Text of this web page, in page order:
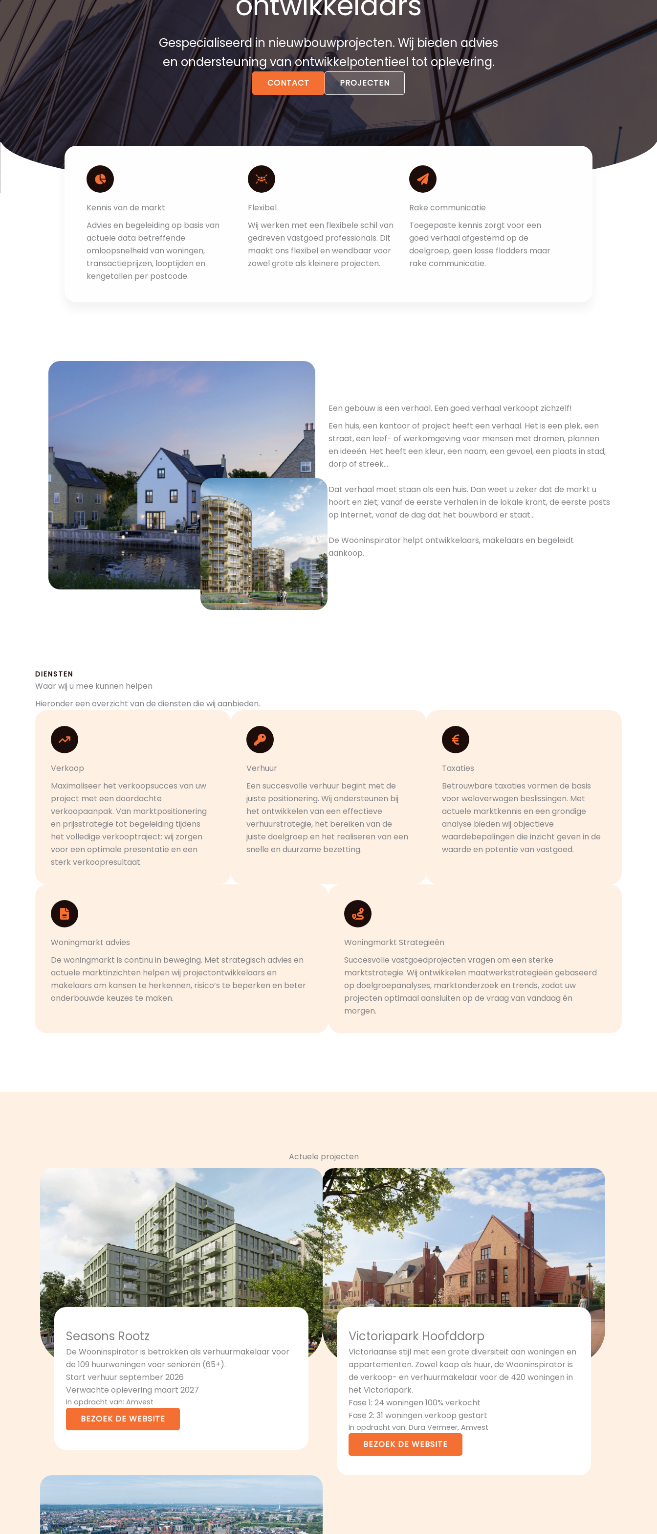
Gespecialiseerd in nieuwbouwprojecten. Wij bieden advies
en ondersteuning van ontwikkelpotentieel tot oplevering.
CONTACT PROJECTEN
Kennis van de markt
Advies en begeleiding op basis van
actuele data betreffende
omloopsnelheid van woningen,
transactieprijzen, looptijden en
kengetallen per postcode.
Flexibel
Wij werken met een flexibele schil van
gedreven vastgoed professionals. Dit
maakt ons flexibel en wendbaar voor
zowel grote als kleinere projecten.
Rake communicatie
Toegepaste kennis zorgt voor een
goed verhaal afgestemd op de
doelgroep, geen losse flodders maar
rake communicatie.
Een gebouw is een verhaal. Een goed verhaal verkoopt zichzelf!
Een huis, een kantoor of project heeft een verhaal. Het is een plek, een
straat, een leef- of werkomgeving voor mensen met dromen, plannen
en ideeën. Het heeft een kleur, een naam, een gevoel, een plaats in stad,
dorp of streek…
Dat verhaal moet staan als een huis. Dan weet u zeker dat de markt u
hoort en ziet; vanaf de eerste verhalen in de lokale krant, de eerste posts
op internet, vanaf de dag dat het bouwbord er staat…
De Wooninspirator helpt ontwikkelaars, makelaars en begeleidt
aankoop.
DIENSTEN
Waar wij u mee kunnen helpen
Hieronder een overzicht van de diensten die wij aanbieden.
Verkoop
Maximaliseer het verkoopsucces van uw
project met een doordachte
verkoopaanpak. Van marktpositionering
en prijsstrategie tot begeleiding tijdens
het volledige verkooptraject: wij zorgen
voor een optimale presentatie en een
sterk verkoopresultaat.
Verhuur
Een succesvolle verhuur begint met de
juiste positionering. Wij ondersteunen bij
het ontwikkelen van een effectieve
verhuurstrategie, het bereiken van de
juiste doelgroep en het realiseren van een
snelle en duurzame bezetting.
Taxaties
Betrouwbare taxaties vormen de basis
voor weloverwogen beslissingen. Met
actuele marktkennis en een grondige
analyse bieden wij objectieve
waardebepalingen die inzicht geven in de
waarde en potentie van vastgoed.
Woningmarkt advies
De woningmarkt is continu in beweging. Met strategisch advies en
actuele marktinzichten helpen wij projectontwikkelaars en
makelaars om kansen te herkennen, risico’s te beperken en beter
onderbouwde keuzes te maken.
Woningmarkt Strategieën
Succesvolle vastgoedprojecten vragen om een sterke
marktstrategie. Wij ontwikkelen maatwerkstrategieën gebaseerd
op doelgroepanalyses, marktonderzoek en trends, zodat uw
projecten optimaal aansluiten op de vraag van vandaag én
morgen.
Actuele projecten
Seasons Rootz
De Wooninspirator is betrokken als verhuurmakelaar voor
de 109 huurwoningen voor senioren (65+).
Start verhuur september 2026
Verwachte oplevering maart 2027
In opdracht van: Amvest
BEZOEK DE WEBSITE
Victoriapark Hoofddorp
Victoriaanse stijl met een grote diversiteit aan woningen en
appartementen. Zowel koop als huur, de Wooninspirator is
de verkoop- en verhuurmakelaar voor de 420 woningen in
het Victoriapark.
Fase 1: 24 woningen 100% verkocht
Fase 2: 31 woningen verkoop gestart
In opdracht van: Dura Vermeer, Amvest
BEZOEK DE WEBSITE